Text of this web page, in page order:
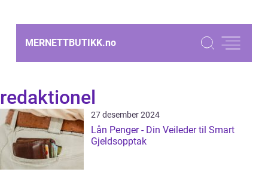
MERNETTBUTIKK.no
redaktionel
27 desember 2024
Lån Penger - Din Veileder til Smart
Gjeldsopptak